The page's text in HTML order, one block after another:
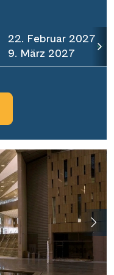
22. Februar 2027
9. März 2027